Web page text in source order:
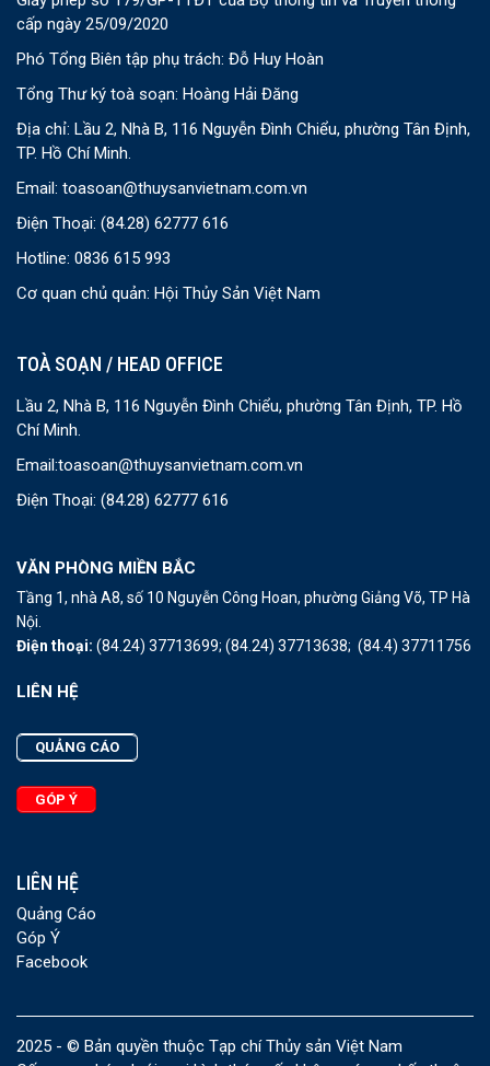
cấp ngày 25/09/2020
Phó Tổng Biên tập phụ trách: Đỗ Huy Hoàn
Tổng Thư ký toà soạn: Hoàng Hải Đăng
Địa chỉ: Lầu 2, Nhà B, 116 Nguyễn Đình Chiểu, phường Tân Định,
TP. Hồ Chí Minh.
Email: toasoan@thuysanvietnam.com.vn
Điện Thoại: (84.28) 62777 616
Hotline: 0836 615 993
Cơ quan chủ quản: Hội Thủy Sản Việt Nam
TOÀ SOẠN / HEAD OFFICE
Lầu 2, Nhà B, 116 Nguyễn Đình Chiểu, phường Tân Định, TP. Hồ
Chí Minh.
Email:toasoan@thuysanvietnam.com.vn
Điện Thoại: (84.28) 62777 616
VĂN PHÒNG MIỀN BẮC
Tầng 1, nhà A8, số 10 Nguyễn Công Hoan, phường Giảng Võ, TP Hà
Nội.
Điện thoại: (84.24) 37713699; (84.24) 37713638; (84.4) 37711756
LIÊN HỆ
QUẢNG CÁO
GÓP Ý
LIÊN HỆ
Quảng Cáo
Góp Ý
Facebook
2025 - © Bản quyền thuộc Tạp chí Thủy sản Việt Nam